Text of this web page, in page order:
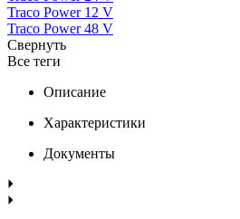
Traco Power 12 V
Traco Power 48 V
Свернуть
Все теги
Описание
Характеристики
Документы